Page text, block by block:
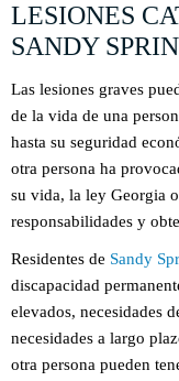
LESIONES
SANDY
Las lesiones graves
de la vida de una
hasta su seguridad
otra persona ha
su vida, la ley Georgia
responsabilidades y
Residentes de Sandy
discapacidad
elevados, necesidades
necesidades a largo
otra persona pueden